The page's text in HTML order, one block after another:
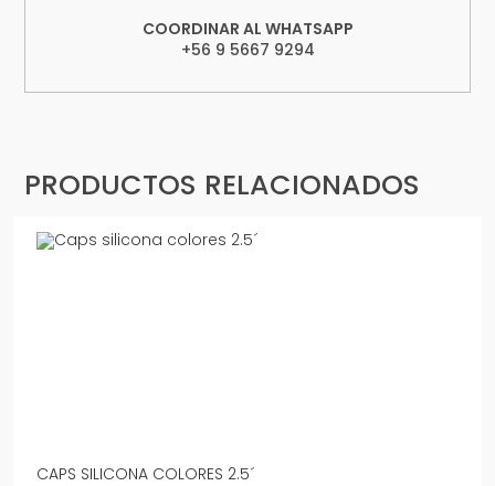
COORDINAR AL WHATSAPP
+56 9 5667 9294
PRODUCTOS RELACIONADOS
CAPS SILICONA COLORES 2.5´